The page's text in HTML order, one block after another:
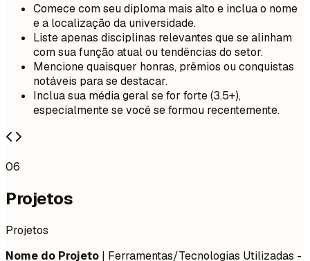
Comece com seu diploma mais alto e inclua o nome
e a localização da universidade.
Liste apenas disciplinas relevantes que se alinham
com sua função atual ou tendências do setor.
Mencione quaisquer honras, prêmios ou conquistas
notáveis para se destacar.
Inclua sua média geral se for forte (3.5+),
especialmente se você se formou recentemente.
06
Projetos
Projetos
Nome do Projeto | Ferramentas/Tecnologias Utilizadas -